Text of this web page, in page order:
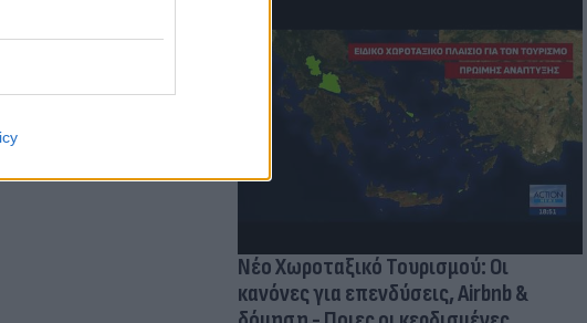
κατοικίδια! Οι
φως στις
ειδών
Νέο Χωροταξικό Τουρισμού: Οι
κανόνες για επενδύσεις, Airbnb &